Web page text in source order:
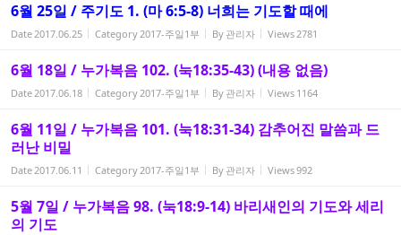
6월 25일 / 주기도 1. (마 6:5-8) 너희는 기도할 때에
Date2017.06.25 Category2017-주일1부 By 관리자 Views2781
6월 18일 / 누가복음 102. (눅18:35-43) (내용 없음)
Date2017.06.18 Category2017-주일1부 By 관리자 Views 1164
6월 11일 / 누가복음 101. (눅18:31-34) 감추어진 말씀과 드
러난 비밀
Date2017.06.11 Category2017-주일1부 By 관리자 Views992
5월 7일 / 누가복음 98. (눅18:9-14) 바리새인의 기도와 세리
의 기도